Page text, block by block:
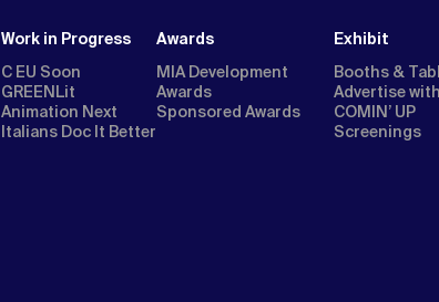
Work in Progress
C EU Soon
GREENLit
Animation Next
Italians Doc It Better
Awards
MIA Development
Awards
Sponsored Awards
Exhibit
Booths &
Advertise
COMIN’ UP
Screenings